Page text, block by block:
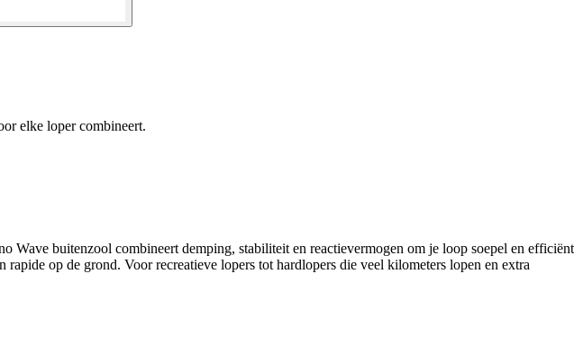
elke loper combineert.
buitenzool combineert demping, stabiliteit en reactievermogen om je loop soepel en efficiënt
op de grond. Voor recreatieve lopers tot hardlopers die veel kilometers lopen en extra